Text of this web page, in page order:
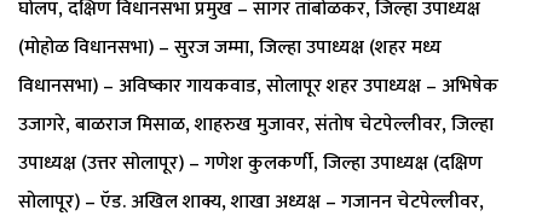
घोलप, दक्षिण विधानसभा प्रमुख – सागर तांबोळकर, जिल्हा उपाध्यक्ष
(मोहोळ विधानसभा) – सुरज जम्मा, जिल्हा उपाध्यक्ष (शहर मध्य
विधानसभा) – अविष्कार गायकवाड, सोलापूर शहर उपाध्यक्ष – अभिषेक
उजागरे, बाळराज मिसाळ, शाहरुख मुजावर, संतोष चेटपेल्लीवर, जिल्हा
उपाध्यक्ष (उत्तर सोलापूर) – गणेश कुलकर्णी, जिल्हा उपाध्यक्ष (दक्षिण
सोलापूर) – ऍड. अखिल शाक्य, शाखा अध्यक्ष – गजानन चेटपेल्लीवर,